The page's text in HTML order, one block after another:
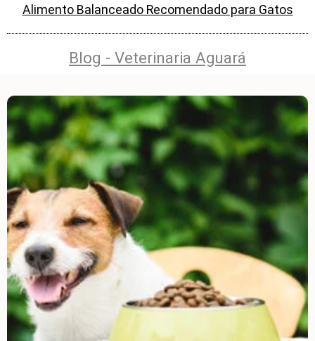
Alimento Balanceado Recomendado para Gatos
Blog - Veterinaria Aguará